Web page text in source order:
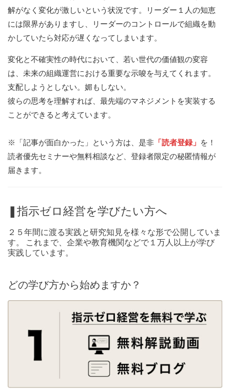
解がなく変化が激しいという状況です。リーダー１人の知恵
には限界がありますし、リーダーのコントロールで組織を動
かしていたら対応が遅くなってしまいます。
変化と不確実性の時代において、若い世代の価値観の変容
は、未来の組織運営における重要な示唆を与えてくれます。
支配しようとしない。媚もしない。
彼らの思考を理解すれば、最先端のマネジメントを実装する
ことができると考えています。
※「記事が面白かった」という方は、是非 「読者登録」 を！
読者優先セミナーや無料相談など、登録者限定の秘匿情報が
届きます。
❚指示ゼロ経営を学びたい方へ
２５年間に渡る実践と研究知見を様々な形で公開していま
す。 これまで、企業や教育機関などで１万人以上が学び
実践しています。
どの学び方から始めますか？